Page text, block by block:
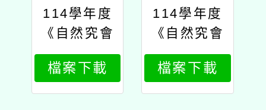
114學年度
《自然究會
2026》年刊
發表會
檔案下載
114學年度
《自然究會
2026》年刊
發表會公文
檔案下載